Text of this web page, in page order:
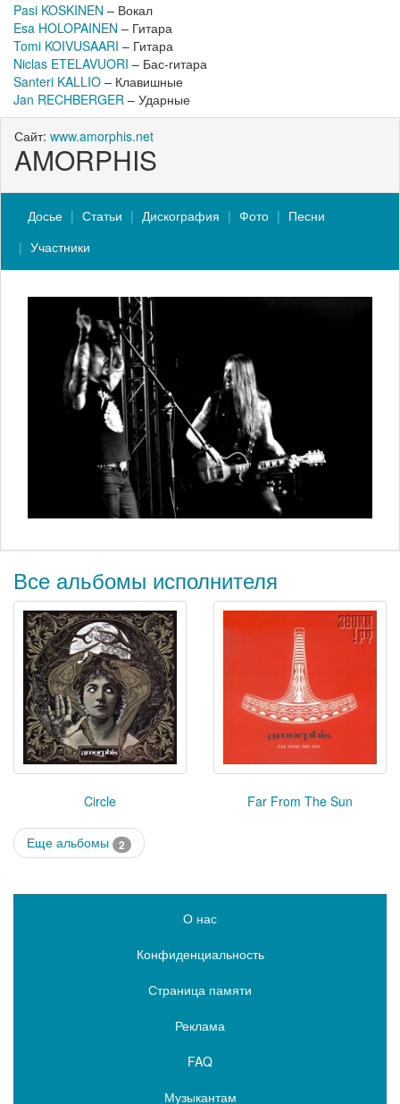
Pasi KOSKINEN – Вокал
Esa HOLOPAINEN – Гитара
Tomi KOIVUSAARI – Гитара
Niclas ETELAVUORI – Бас-гитара
Santeri KALLIO – Клавишные
Jan RECHBERGER – Ударные
Сайт: www.amorphis.net
AMORPHIS
Досье Статьи Дискография Фото
Песни
Участники
Все альбомы исполнителя
Circle Far From The Sun
Еще альбомы 2
О нас
Конфиденциальность
Страница памяти
Реклама
FAQ
Музыкантам